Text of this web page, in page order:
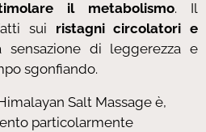
il metabolismo. Il
sui ristagni circolatori e
sensazione di leggerezza e
sgonfiando.
Salt Massage è,
particolarmente